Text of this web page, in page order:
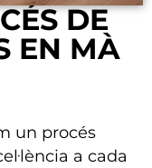
DE
EN MÀ
un procés
a cada